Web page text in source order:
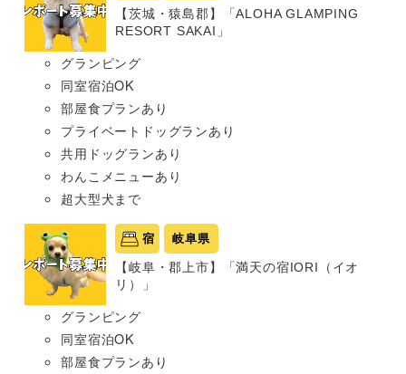
【茨城・猿島郡】「ALOHA GLAMPING
RESORT SAKAI」
グランピング
同室宿泊OK
部屋食プランあり
プライベートドッグランあり
共用ドッグランあり
わんこメニューあり
超大型犬まで
宿 岐阜県
【岐阜・郡上市】「満天の宿IORI（イオ
リ）」
グランピング
同室宿泊OK
部屋食プランあり